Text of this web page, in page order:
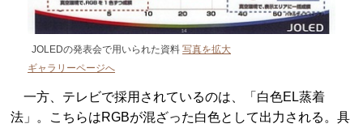
JOLEDの発表会で用いられた資料 写真を拡大
ギャラリーページへ
一方、テレビで採用されているのは、「白色EL蒸着
法」。こちらはRGBが混ざった白色として出力される。具